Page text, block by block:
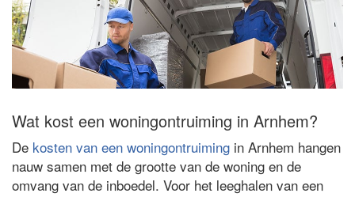
Wat kost een woningontruiming in Arnhem?
De kosten van een woningontruiming in Arnhem hangen
nauw samen met de grootte van de woning en de
omvang van de inboedel. Voor het leeghalen van een